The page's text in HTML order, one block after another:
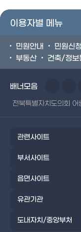
이용자별 메뉴
민원안내 민원신청
부동산
건축/정보
배너모음
전북특별자치도의회 어
관련사이트
부서사이트
읍면사이트
유관기관
도내자치/중앙부처